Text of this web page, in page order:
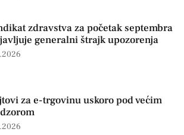
zdravstva za početak septembra
generalni štrajk upozorenja
za e-trgovinu uskoro pod većim